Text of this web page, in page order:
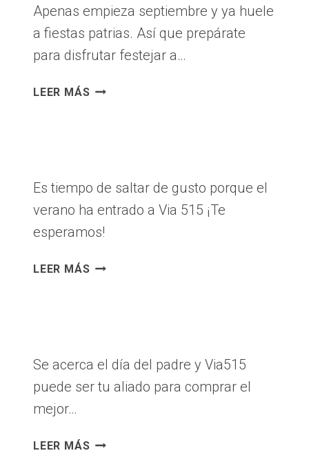
Apenas empieza septiembre y ya huele
a fiestas patrias. Así que prepárate
para disfrutar festejar a…
LEER MÁS VIVA
Es tiempo de saltar de gusto porque el
verano ha entrado a Via 515 ¡Te
esperamos!
LEER MÁS HOLA
Se acerca el día del padre y Via515
puede ser tu aliado para comprar el
mejor…
LEER MÁS QUE